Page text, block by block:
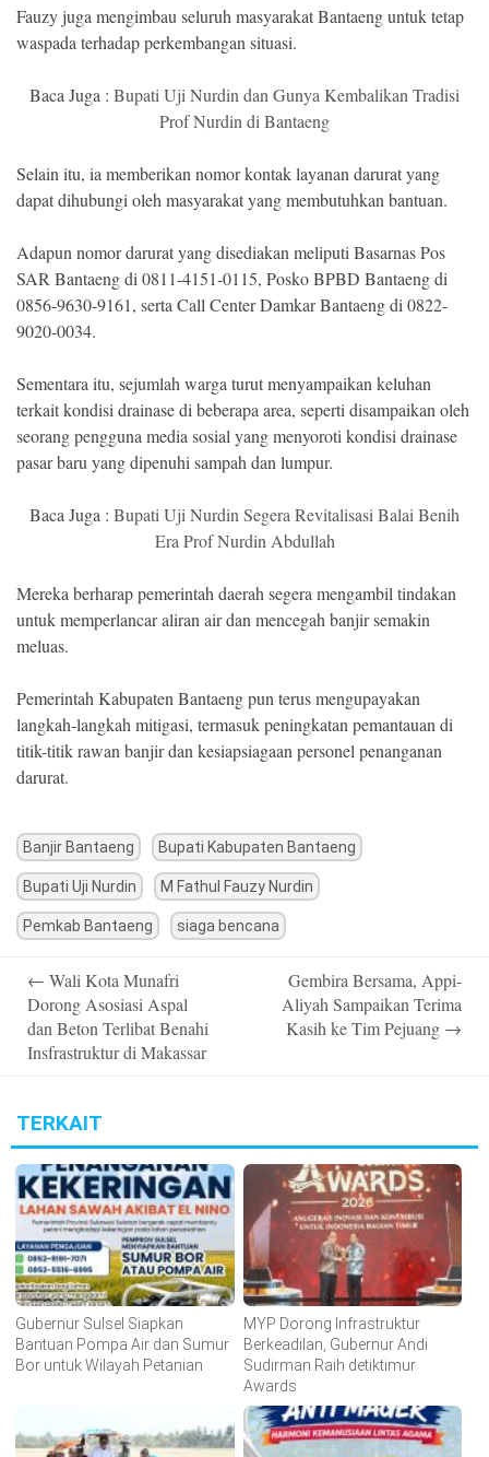
Fauzy juga mengimbau seluruh masyarakat Bantaeng untuk tetap
waspada terhadap perkembangan situasi.
Baca Juga : Bupati Uji Nurdin dan Gunya Kembalikan Tradisi
Prof Nurdin di Bantaeng
Selain itu, ia memberikan nomor kontak layanan darurat yang
dapat dihubungi oleh masyarakat yang membutuhkan bantuan.
Adapun nomor darurat yang disediakan meliputi Basarnas Pos
SAR Bantaeng di 0811-4151-0115, Posko BPBD Bantaeng di
0856-9630-9161, serta Call Center Damkar Bantaeng di 0822-
9020-0034.
Sementara itu, sejumlah warga turut menyampaikan keluhan
terkait kondisi drainase di beberapa area, seperti disampaikan oleh
seorang pengguna media sosial yang menyoroti kondisi drainase
pasar baru yang dipenuhi sampah dan lumpur.
Baca Juga : Bupati Uji Nurdin Segera Revitalisasi Balai Benih
Era Prof Nurdin Abdullah
Mereka berharap pemerintah daerah segera mengambil tindakan
untuk memperlancar aliran air dan mencegah banjir semakin
meluas.
Pemerintah Kabupaten Bantaeng pun terus mengupayakan
langkah-langkah mitigasi, termasuk peningkatan pemantauan di
titik-titik rawan banjir dan kesiapsiagaan personel penanganan
darurat.
Banjir Bantaeng Bupati Kabupaten Bantaeng
Bupati Uji Nurdin M Fathul Fauzy Nurdin
Pemkab Bantaeng siaga bencana
navigation
← Wali Kota Munafri
Dorong Asosiasi Aspal
dan Beton Terlibat Benahi
Insfrastruktur di Makassar
Gembira Bersama, Appi-
Aliyah Sampaikan Terima
Kasih ke Tim Pejuang →
TERKAIT
Gubernur Sulsel Siapkan
Bantuan Pompa Air dan Sumur
Bor untuk Wilayah Petanian
MYP Dorong Infrastruktur
Berkeadilan, Gubernur Andi
Sudirman Raih detiktimur
Awards